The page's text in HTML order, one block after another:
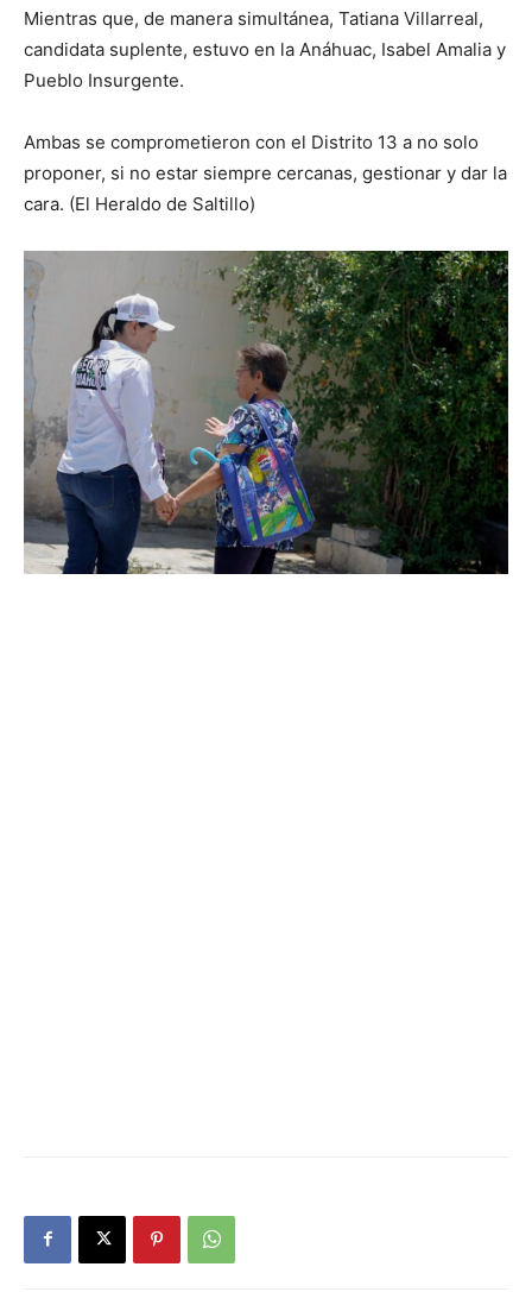
Mientras que, de manera simultánea, Tatiana Villarreal,
candidata suplente, estuvo en la Anáhuac, Isabel Amalia y
Pueblo Insurgente.
Ambas se comprometieron con el Distrito 13 a no solo
proponer, si no estar siempre cercanas, gestionar y dar la
cara. (El Heraldo de Saltillo)